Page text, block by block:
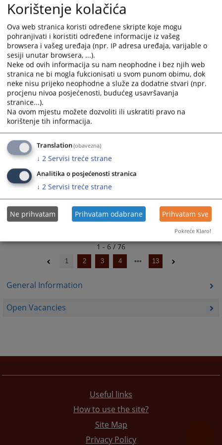
General Information
Open Vacancies
and
a
date.
Press
the
question
mark
key
to
get
keyboard
shortcuts
for
changing
dates.
and
a
date.
Press
the
question
mark
key
to
get
shortcuts
for
changing
dates.
14.07.2026.
Interni oglas za popunu radnog mjesta namještenika -
daktilograf
23.06.2026.
Javni poziv za izražavanje interesa
11.06.2026.
Javni oglas za prijem namještenika
25.05.2026.
Interni oglas za popunu radnog mjesta namještenika -
daktilograf
1 - 6 / 76
1 2 3 4 13
Useful links
How to use the site?
Site Map
Privacy Policy
Korištenje kolačića
Ova web stranica koristi određene skripte koje mogu
pohranjivati i koristiti određene informacije iz vašeg
browsera i vašeg uređaja (npr. IP adresa uređaja, varijable o
sesiji unutar browsera, ...).
Neke od ovih informacija su nam neophodne i bez njih web
stranica ne bi mogla fukcionisati u svom punom obimu, dok
neke nisu prijeko neophodne a služe za dodatne stvari (npr.
procjenu nivoa posjećenosti, budućeg usavršavanja
stranice...).
Na ovom mjestu možete dozvoliti ili uskratiti pravo na
korištenje tih informacija.
Translation(obavezna)
↓ 2 Servisi treće strane
Analitika o posjećenosti stranica
↓ 2 Servisi treće strane
Ne prihvatam Prihvatam odabrane Prihvatam sve
Pokreće Klaro!